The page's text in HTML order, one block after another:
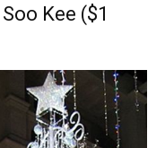
Kee ($1